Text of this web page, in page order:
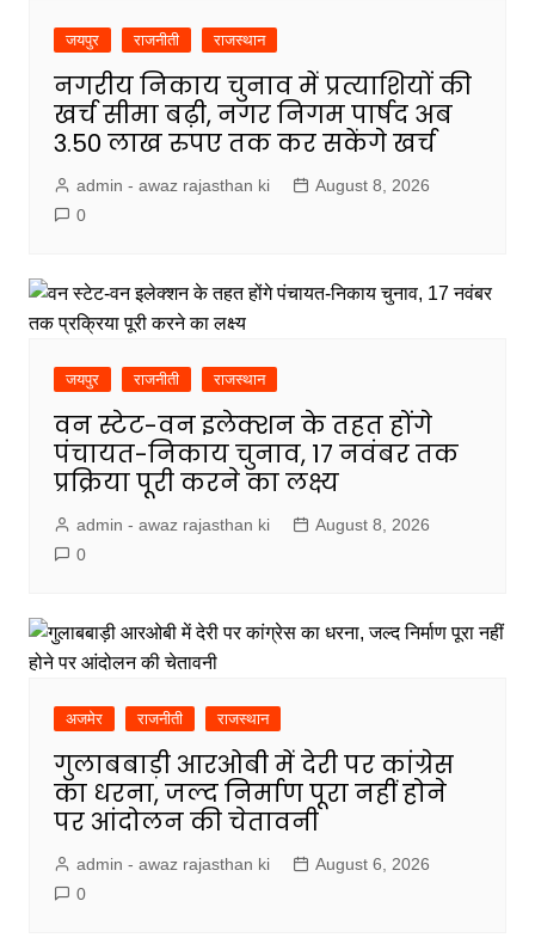
जयपुर राजनीती राजस्थान
नगरीय निकाय चुनाव में प्रत्याशियों की
खर्च सीमा बढ़ी, नगर निगम पार्षद अब
3.50 लाख रुपए तक कर सकेंगे खर्च
admin - awaz rajasthan ki
August 8, 2026
0
जयपुर राजनीती राजस्थान
वन स्टेट-वन इलेक्शन के तहत होंगे
पंचायत-निकाय चुनाव, 17 नवंबर तक
प्रक्रिया पूरी करने का लक्ष्य
admin - awaz rajasthan ki
August 8, 2026
0
अजमेर राजनीती राजस्थान
गुलाबबाड़ी आरओबी में देरी पर कांग्रेस
का धरना, जल्द निर्माण पूरा नहीं होने
पर आंदोलन की चेतावनी
admin - awaz rajasthan ki
August 6, 2026
0